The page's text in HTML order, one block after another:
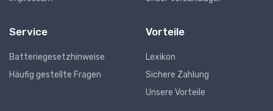
Service
Batteriegesetzhinweise
Häufig gestellte Fragen
Vorteile
Lexikon
Sichere Zahlung
Unsere Vorteile